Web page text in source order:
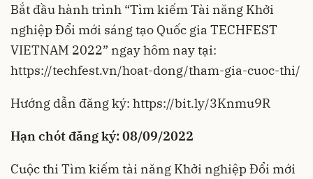
Bắt đầu hành trình “Tìm kiếm Tài năng Khởi
nghiệp Đổi mới sáng tạo Quốc gia TECHFEST
VIETNAM 2022” ngay hôm nay tại:
https://techfest.vn/hoat-dong/tham-gia-cuoc-thi/
Hướng dẫn đăng ký: https://bit.ly/3Knmu9R
Hạn chót đăng ký: 08/09/2022
Cuộc thi Tìm kiếm tài năng Khởi nghiệp Đổi mới